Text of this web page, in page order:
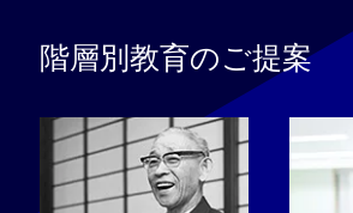
階層別教育のご提案